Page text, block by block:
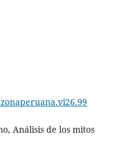
Análisis de los mitos